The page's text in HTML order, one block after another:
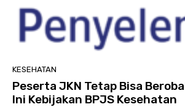
KESEHATAN
Peserta JKN Tetap Bisa
Ini Kebijakan BPJS Kesehatan